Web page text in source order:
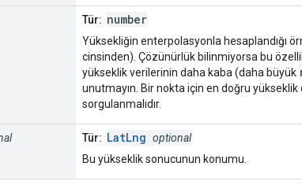
Tür: number
Yüksekliğin enterpolasyonla hesaplandığı
cinsinden). Çözünürlük bilinmiyorsa bu
yükseklik verilerinin daha kaba (daha büyük
unutmayın. Bir nokta için en doğru
sorgulanmalıdır.
Tür: LatLng optional
Bu yükseklik sonucunun konumu.